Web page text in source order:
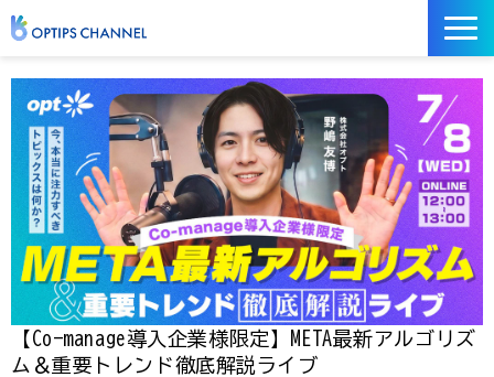
記事
お役立ち資料
イベント
サービス／ツール
【Co-manage導入企業様限定】META最新アルゴリズ
ム＆重要トレンド徹底解説ライブ